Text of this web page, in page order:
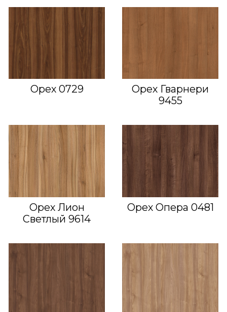
Орех 0729
Орех Гварнери
9455
Орех Лион
Светлый 9614
Орех Опера 0481